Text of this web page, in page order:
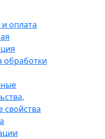
оплата
обработки
свойства